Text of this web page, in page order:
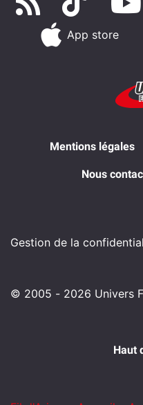
App store
Mentions légales
Nous
Gestion de la
© 2005 - 2026 Univers
Haut